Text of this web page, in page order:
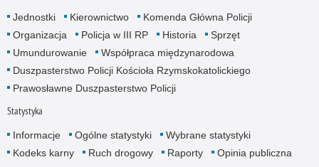
Jednostki Kierownictwo
Komenda Główna Policji
Organizacja
Policja w III RP Historia
Sprzęt
Umundurowanie
Współpraca międzynarodowa
Duszpasterstwo Policji Kościoła Rzymskokatolickiego
Prawosławne Duszpasterstwo Policji
Statystyka
Informacje Ogólne statystyki
Wybrane statystyki
Kodeks karny
Ruch drogowy Raporty Opinia publiczna